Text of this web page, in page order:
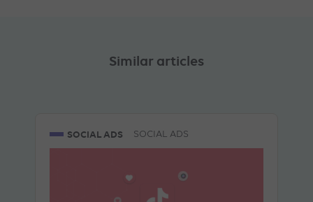
Similar articles
SOCIAL ADS SOCIAL ADS